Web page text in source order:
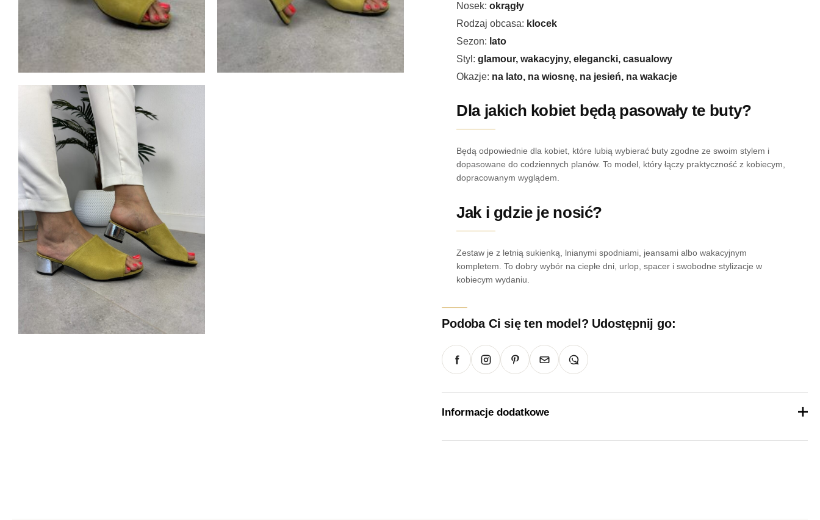
Nosek:okrągły
Rodzaj obcasa: klocek
Sezon: lato
Styl:glamour, wakacyjny, elegancki, casualowy
Okazje: na lato, na wiosnę, na jesień, na wakacje
Dla jakich kobiet będą pasowały te buty?
Będą odpowiednie dla kobiet, które lubią wybierać buty zgodne ze swoim stylem i
dopasowane do codziennych planów. To model, który łączy praktyczność z kobiecym,
dopracowanym wyglądem.
Jak i gdzie je nosić?
Zestaw je z letnią sukienką, lnianymi spodniami, jeansami albo wakacyjnym
kompletem. To dobry wybór na ciepłe dni, urlop, spacer i swobodne stylizacje w
kobiecym wydaniu.
Podoba Ci się ten model? Udostępnij go:
Informacje dodatkowe